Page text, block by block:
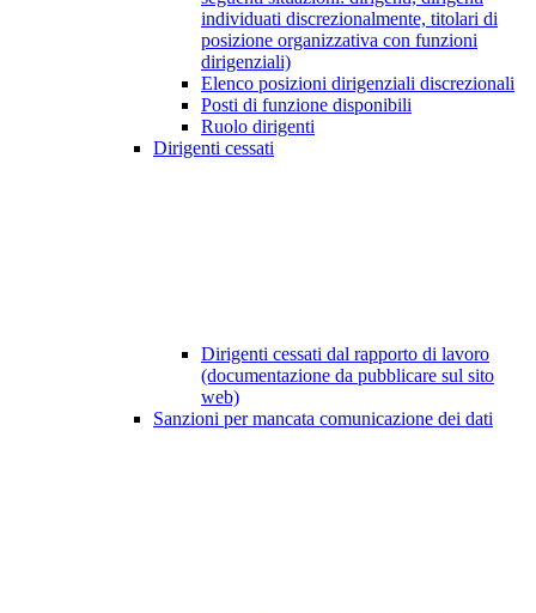
individuati discrezionalmente, titolari di
posizione organizzativa con funzioni
dirigenziali)
Elenco posizioni dirigenziali discrezionali
Posti di funzione disponibili
Ruolo dirigenti
Dirigenti cessati
Dirigenti cessati dal rapporto di lavoro
(documentazione da pubblicare sul sito
web)
Sanzioni per mancata comunicazione dei dati